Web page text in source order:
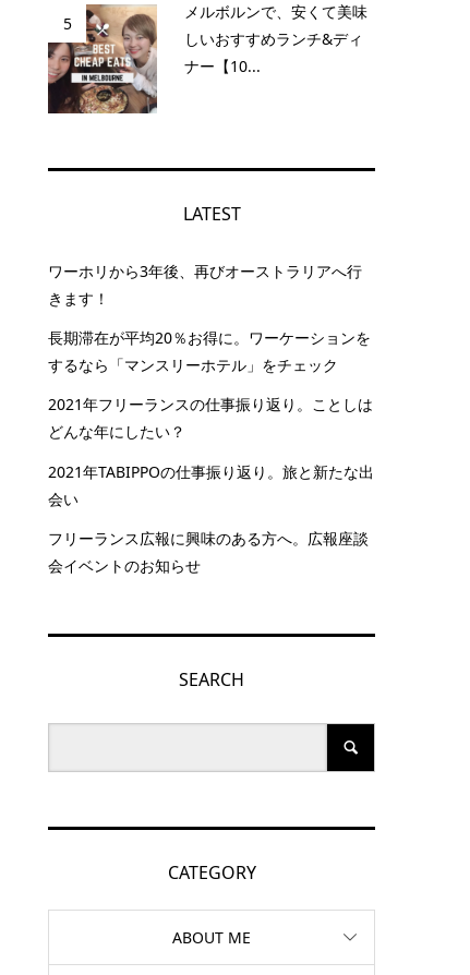
5
メルボルンで、安くて美味
しいおすすめランチ&ディ
ナー【10...
LATEST
ワーホリから3年後、再びオーストラリアへ行
きます！
長期滞在が平均20％お得に。ワーケーションを
するなら「マンスリーホテル」をチェック
2021年フリーランスの仕事振り返り。ことしは
どんな年にしたい？
2021年TABIPPOの仕事振り返り。旅と新たな出
会い
フリーランス広報に興味のある方へ。広報座談
会イベントのお知らせ
SEARCH
CATEGORY
ABOUT ME